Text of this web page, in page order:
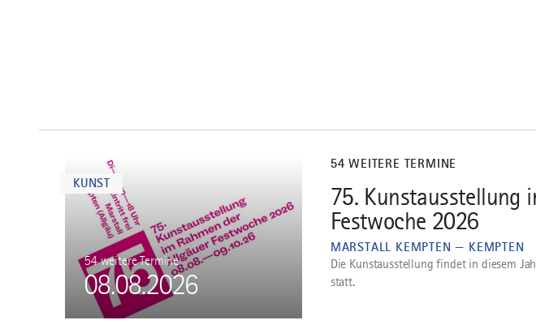
KUNST
54 WEITERE TERMINE
1
75. Kunstausstellung
Festwoche 2026
MARSTALL KEMPTEN — KEMPTEN
08.08.2026
54 weitere Termine
Die Kunstausstellung findet in diesem
statt.